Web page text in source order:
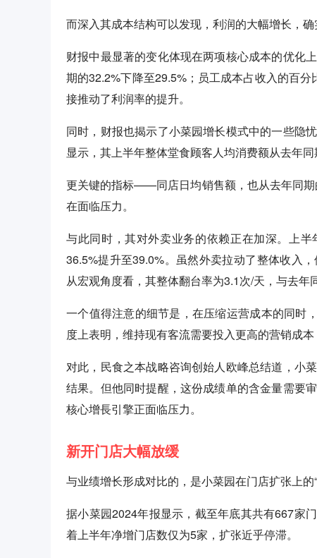
而深入其成本结构可以发现，利润的大幅增长，确
财报中最显著的变化体现在两项核心成本的优化
期的32.2%下降至29.5%；员工成本占收入的百
接推动了利润率的提升。
同时，财报也揭示了小菜园增长模式中的一些隐
显示，其上半年整体堂食顾客人均消费额从去年同
更关键的指标——同店日均销售额，也从去年同
在面临压力。
与此同时，其对外卖业务的依赖正在加深。上
36.5%提升至39.0%。虽然外卖拉动了整体收入
从宏观角度看，其整体翻台率为3.1次/天，与去年
一个值得注意的细节是，在压缩运营成本的同时
度上表明，维持现有客流需要投入更高的营销成本
对此，民食之本战略咨询创始人欧峰总结道，小
结果。但他同时提醒，这份成绩单的含金量需要
核心增長引擎正面临压力。
新开门店大幅放缓
与业绩增长形成对比的，是小菜园在门店扩张上的“
据小菜园2024年报显示，截至年底其共有667家
着上半年净增门店数仅为5家，扩张近乎停滞。